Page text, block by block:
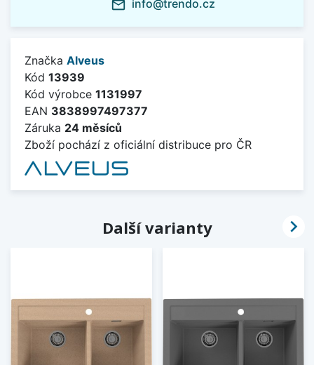
mail_outline info@trendo.cz
Značka Alveus
Kód 13939
Kód výrobce 1131997
EAN 3838997497377
Záruka 24 měsíců
Zboží pochází z oficiální distribuce pro ČR
Další varianty 